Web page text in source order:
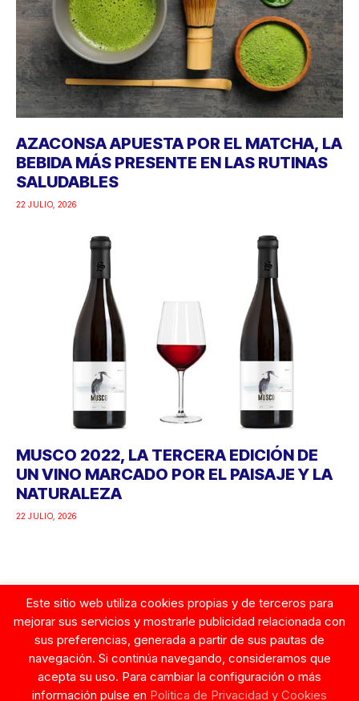
AZACONSA APUESTA POR EL MATCHA, LA
BEBIDA MÁS PRESENTE EN LAS RUTINAS
SALUDABLES
22 JULIO, 2026
MUSCO 2022, LA TERCERA EDICIÓN DE
UN VINO MARCADO POR EL PAISAJE Y LA
NATURALEZA
22 JULIO, 2026
Google
Este sitio web utiliza cookies propias y de terceros para
mejorar sus servicios y mostrarle publicidad relacionada con
sus preferencias, generada a partir de sus pautas de
navegación. Si continúa navegando, consideramos que
acepta su uso. Para cambiar la configuración o más
información pulse en Politica de Privacidad y Cookies